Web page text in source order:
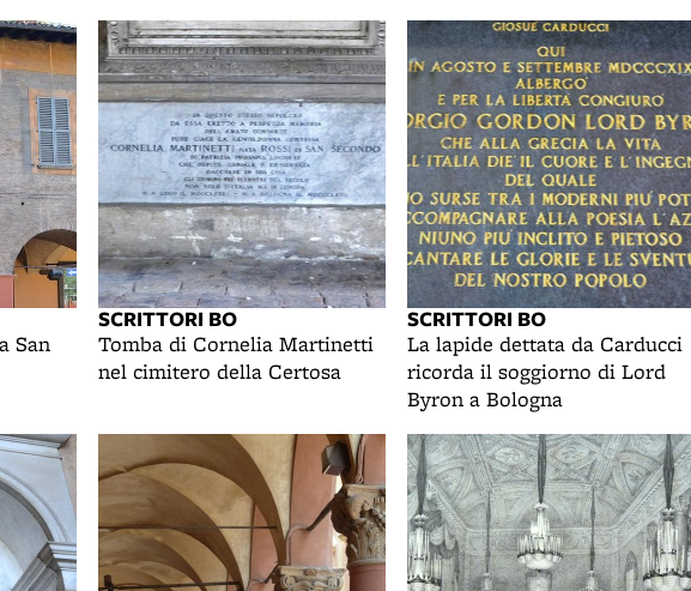
San
SCRITTORI BO
Tomba di Cornelia Martinetti
nel cimitero della Certosa
SCRITTORI BO
La lapide dettata da Carducci
ricorda il soggiorno di Lord
Byron a Bologna